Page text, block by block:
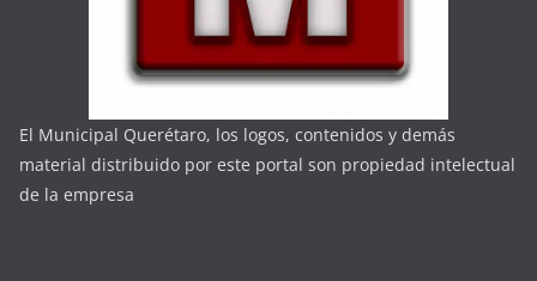
El Municipal Querétaro, los logos, contenidos y demás
material distribuido por este portal son propiedad intelectual
de la empresa